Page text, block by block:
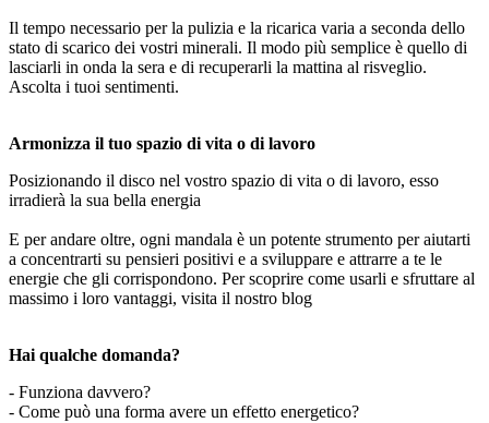
Il tempo necessario per la pulizia e la ricarica varia a seconda dello
stato di scarico dei vostri minerali. Il modo più semplice è quello di
lasciarli in onda la sera e di recuperarli la mattina al risveglio.
Ascolta i tuoi sentimenti.
Armonizza il tuo spazio di vita o di lavoro
Posizionando il disco nel vostro spazio di vita o di lavoro, esso
irradierà la sua bella energia
E per andare oltre, ogni mandala è un potente strumento per aiutarti
a concentrarti su pensieri positivi e a sviluppare e attrarre a te le
energie che gli corrispondono. Per scoprire come usarli e sfruttare al
massimo i loro vantaggi, visita il nostro blog
Hai qualche domanda?
- Funziona davvero?
- Come può una forma avere un effetto energetico?